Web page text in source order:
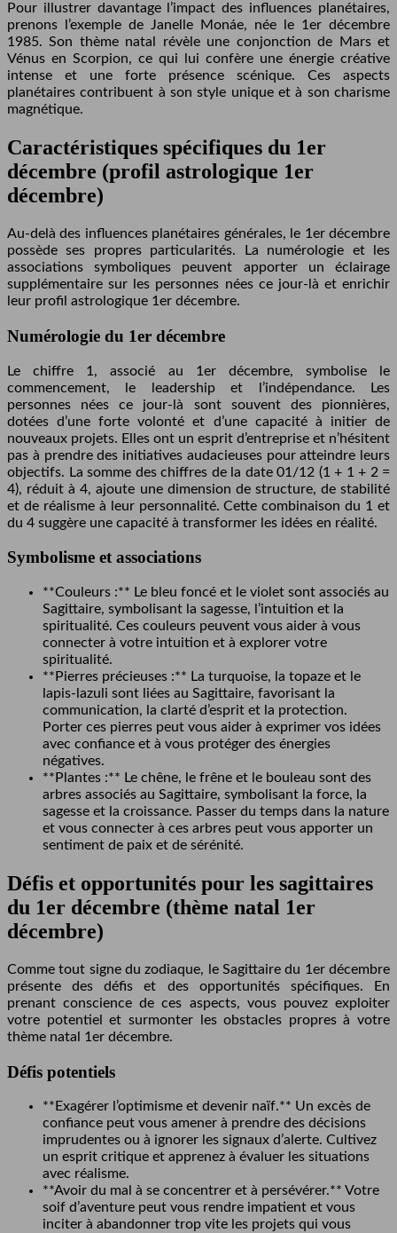
Pour illustrer davantage l’impact des influences planétaires,
prenons l’exemple de Janelle Monáe, née le 1er décembre
1985. Son thème natal révèle une conjonction de Mars et
Vénus en Scorpion, ce qui lui confère une énergie créative
intense et une forte présence scénique. Ces aspects
planétaires contribuent à son style unique et à son charisme
magnétique.
Caractéristiques spécifiques du 1er
décembre (profil astrologique 1er
décembre)
Au-delà des influences planétaires générales, le 1er décembre
possède ses propres particularités. La numérologie et les
associations symboliques peuvent apporter un éclairage
supplémentaire sur les personnes nées ce jour-là et enrichir
leur profil astrologique 1er décembre.
Numérologie du 1er décembre
Le chiffre 1, associé au 1er décembre, symbolise le
commencement, le leadership et l’indépendance. Les
personnes nées ce jour-là sont souvent des pionnières,
dotées d’une forte volonté et d’une capacité à initier de
nouveaux projets. Elles ont un esprit d’entreprise et n’hésitent
pas à prendre des initiatives audacieuses pour atteindre leurs
objectifs. La somme des chiffres de la date 01/12 (1 + 1 + 2 =
4), réduit à 4, ajoute une dimension de structure, de stabilité
et de réalisme à leur personnalité. Cette combinaison du 1 et
du 4 suggère une capacité à transformer les idées en réalité.
Symbolisme et associations
**Couleurs :** Le bleu foncé et le violet sont associés au
Sagittaire, symbolisant la sagesse, l’intuition et la
spiritualité. Ces couleurs peuvent vous aider à vous
connecter à votre intuition et à explorer votre
spiritualité.
**Pierres précieuses :** La turquoise, la topaze et le
lapis-lazuli sont liées au Sagittaire, favorisant la
communication, la clarté d’esprit et la protection.
Porter ces pierres peut vous aider à exprimer vos idées
avec confiance et à vous protéger des énergies
négatives.
**Plantes :** Le chêne, le frêne et le bouleau sont des
arbres associés au Sagittaire, symbolisant la force, la
sagesse et la croissance. Passer du temps dans la nature
et vous connecter à ces arbres peut vous apporter un
sentiment de paix et de sérénité.
Défis et opportunités pour les sagittaires
du 1er décembre (thème natal 1er
décembre)
Comme tout signe du zodiaque, le Sagittaire du 1er décembre
présente des défis et des opportunités spécifiques. En
prenant conscience de ces aspects, vous pouvez exploiter
votre potentiel et surmonter les obstacles propres à votre
thème natal 1er décembre.
Défis potentiels
**Exagérer l’optimisme et devenir naïf.** Un excès de
confiance peut vous amener à prendre des décisions
imprudentes ou à ignorer les signaux d’alerte. Cultivez
un esprit critique et apprenez à évaluer les situations
avec réalisme.
**Avoir du mal à se concentrer et à persévérer.** Votre
soif d’aventure peut vous rendre impatient et vous
inciter à abandonner trop vite les projets qui vous